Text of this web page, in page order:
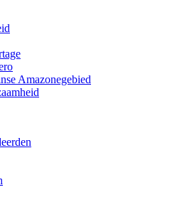
Amazonegebied